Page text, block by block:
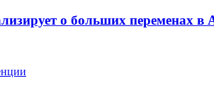
о больших переменах